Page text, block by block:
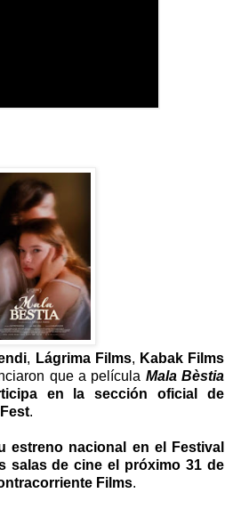
, Lágrima Films, Kabak Films
que a película Mala Bèstia
en la sección oficial de
.
estreno nacional en el Festival
salas de cine el próximo 31 de
Films.